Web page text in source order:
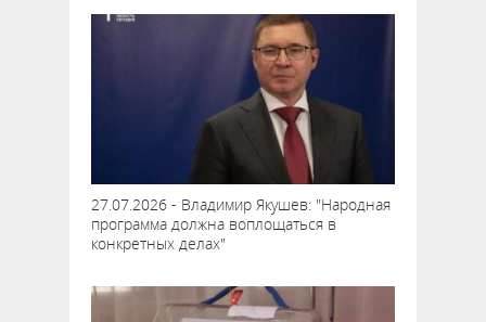
27.07.2026 - Владимир Якушев: "Народная
программа должна воплощаться в
конкретных делах"